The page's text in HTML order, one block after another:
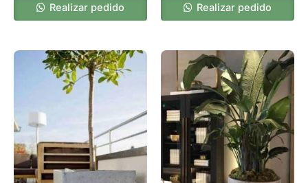
Realizar pedido Realizar pedido